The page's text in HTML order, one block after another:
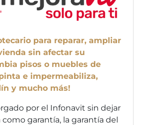
para reparar, ampliar
sin afectar su
pisos o muebles de
e impermeabiliza,
y mucho más!
por el Infonavit sin dejar
garantía, la garantía del